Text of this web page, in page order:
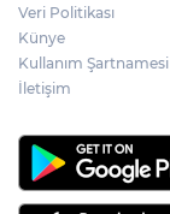
Veri Politikası
Künye
Kullanım Şartnamesi
İletişim